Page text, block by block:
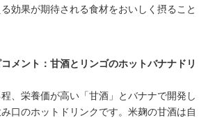
効果が期待される食材をおいしく摂ること
コメント：甘酒とリンゴのホットバナナドリ
、栄養価が高い「甘酒」とバナナで開発し
口のホットドリンクです。米麹の甘酒は自